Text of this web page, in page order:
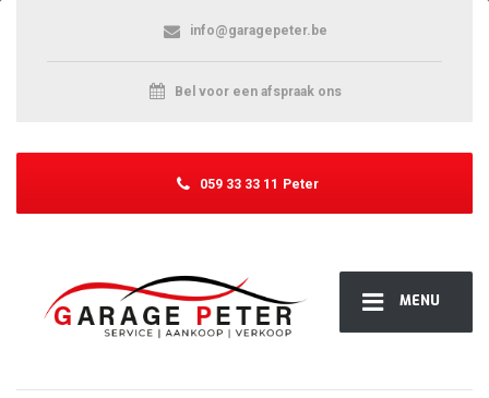
MENU
info@garagepeter.be
Bel voor een afspraak ons
059 33 33 11 Peter